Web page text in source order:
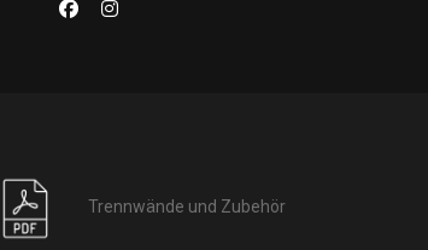
Trennwände und Zubehör